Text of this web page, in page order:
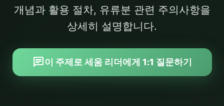
개념과 활용 절차, 유류분 관련 주의사항을
상세히 설명합니다.
chat이 주제로 세움 리더에게 1:1 질문하기